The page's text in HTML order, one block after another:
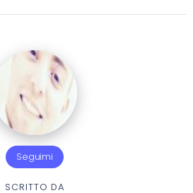
Seguimi
SCRITTO DA